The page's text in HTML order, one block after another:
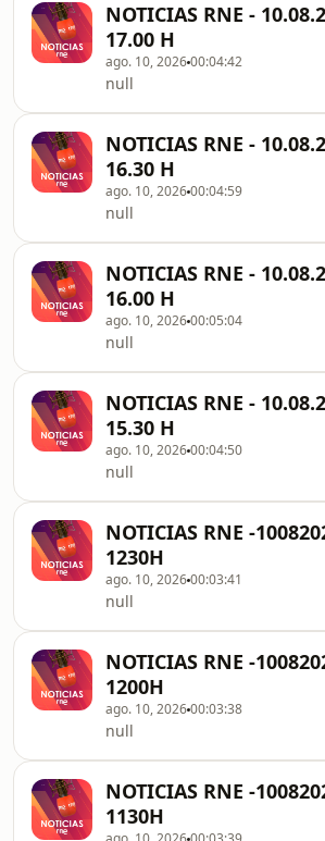
NOTICIAS RNE -
17.00 H
ago. 10, 202600:04:42
null
NOTICIAS RNE -
16.30 H
ago. 10, 202600:04:59
null
NOTICIAS RNE -
16.00 H
ago. 10, 202600:05:04
null
NOTICIAS RNE -
15.30 H
ago. 10, 202600:04:50
null
NOTICIAS RNE -
1230H
ago. 10, 202600:03:41
null
NOTICIAS RNE -
1200H
ago. 10, 202600:03:38
null
NOTICIAS RNE -
1130H